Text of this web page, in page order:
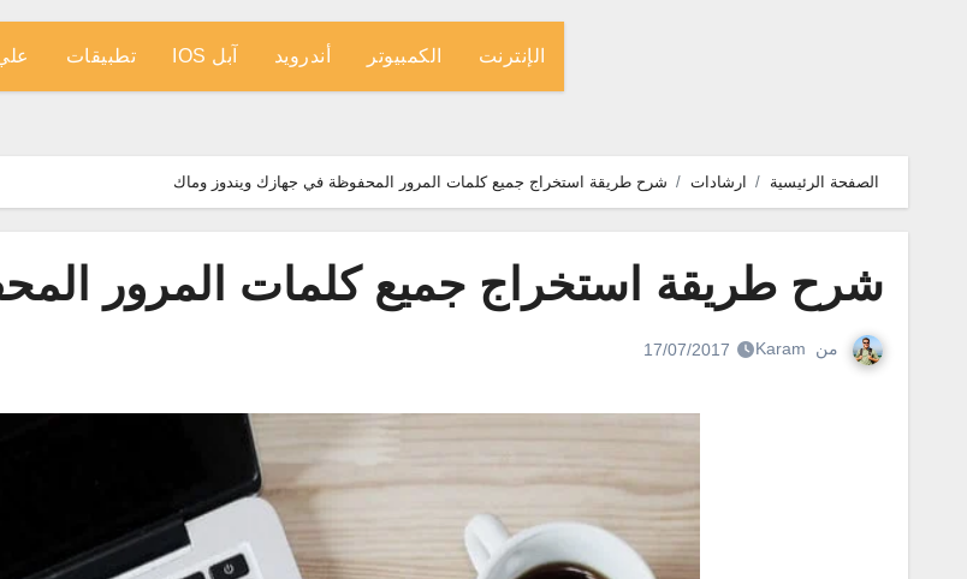
الإنترنت الكمبيوتر أندرويد آبل IOS تطبيقات
الصفحة الرئيسية ارشادات شرح طريقة استخراج جميع كلمات المرور المحفوظة في جهازك ويندوز وماك
شرح طريقة استخراج جميع كلمات المرور
من Karam
17/07/2017